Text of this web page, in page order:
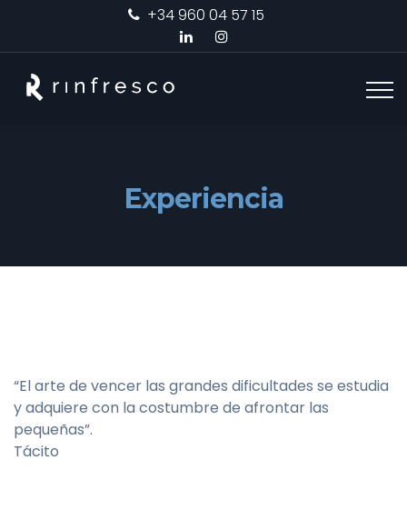
+34 960 04 57 15
Experiencia
“El arte de vencer las grandes dificultades se estudia
y adquiere con la costumbre de afrontar las
pequeñas”.
Tácito